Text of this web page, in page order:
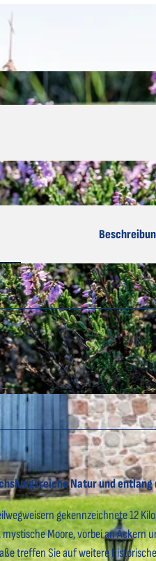
Florian Trykowski | CC-BY
Natur und
gekennzeichnete 12
Moore, vorbei an Äckern
treffen Sie auf weitere